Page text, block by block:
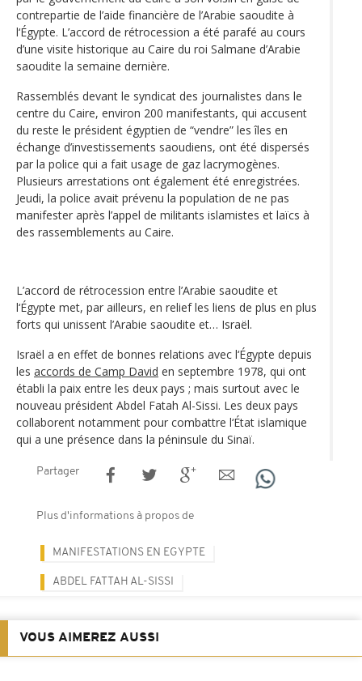
contrepartie de l’aide financière de l’Arabie saoudite à
l‘Égypte. L’accord de rétrocession a été parafé au cours
d’une visite historique au Caire du roi Salmane d’Arabie
saoudite la semaine dernière.
Rassemblés devant le syndicat des journalistes dans le
centre du Caire, environ 200 manifestants, qui accusent
du reste le président égyptien de “vendre” les îles en
échange d’investissements saoudiens, ont été dispersés
par la police qui a fait usage de gaz lacrymogènes.
Plusieurs arrestations ont également été enregistrées.
Jeudi, la police avait prévenu la population de ne pas
manifester après l’appel de militants islamistes et laïcs à
des rassemblements au Caire.
L’accord de rétrocession entre l’Arabie saoudite et
l‘Égypte met, par ailleurs, en relief les liens de plus en plus
forts qui unissent l’Arabie saoudite et… Israël.
Israël a en effet de bonnes relations avec l‘Égypte depuis
les accords de Camp David en septembre 1978, qui ont
établi la paix entre les deux pays ; mais surtout avec le
nouveau président Abdel Fatah Al-Sissi. Les deux pays
collaborent notamment pour combattre l‘État islamique
qui a une présence dans la péninsule du Sinaï.
Partager
Plus d'informations à propos de
MANIFESTATIONS EN EGYPTE
ABDEL FATTAH AL-SISSI
VOUS AIMEREZ AUSSI